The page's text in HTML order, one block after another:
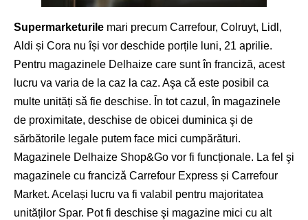
Supermarketurile mari precum Carrefour, Colruyt, Lidl,
Aldi și Cora nu își vor deschide porțile luni, 21 aprilie.
Pentru magazinele Delhaize care sunt în franciză, acest
lucru va varia de la caz la caz. Aşa cǎ este posibil ca
multe unități sǎ fie deschise. În tot cazul, în magazinele
de proximitate, deschise de obicei duminica şi de
sărbătorile legale putem face mici cumpărături.
Magazinele Delhaize Shop&Go vor fi funcționale. La fel şi
magazinele cu francizǎ Carrefour Express și Carrefour
Market. Același lucru va fi valabil pentru majoritatea
unităților Spar. Pot fi deschise şi magazine mici cu alt